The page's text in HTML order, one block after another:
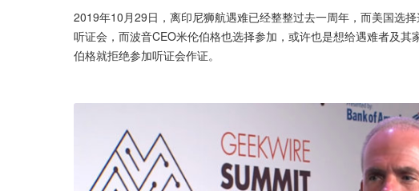
2019年10月29日，离印尼狮航遇难已经整整过去一周年，而美国选
听证会，而波音CEO米伦伯格也选择参加，或许也是想给遇难者及
伯格就拒绝参加听证会作证。